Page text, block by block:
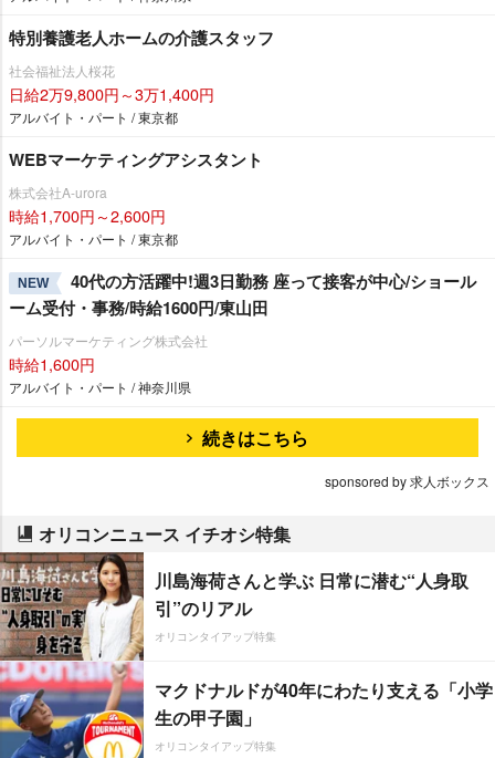
特別養護老人ホームの介護スタッフ
社会福祉法人桜花
日給2万9,800円～3万1,400円
アルバイト・パート / 東京都
WEBマーケティングアシスタント
株式会社A-urora
時給1,700円～2,600円
アルバイト・パート / 東京都
NEW
40代の方活躍中!週3日勤務 座って接客が中心/ショール
ーム受付・事務/時給1600円/東山田
パーソルマーケティング株式会社
時給1,600円
アルバイト・パート / 神奈川県
続きはこちら
sponsored by 求人ボックス
オリコンニュース イチオシ特集
川島海荷さんと学ぶ 日常に潜む“人身取
引”のリアル
オリコンタイアップ特集
マクドナルドが40年にわたり支える「小学
生の甲子園」
オリコンタイアップ特集